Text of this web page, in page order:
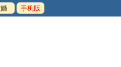
手机版